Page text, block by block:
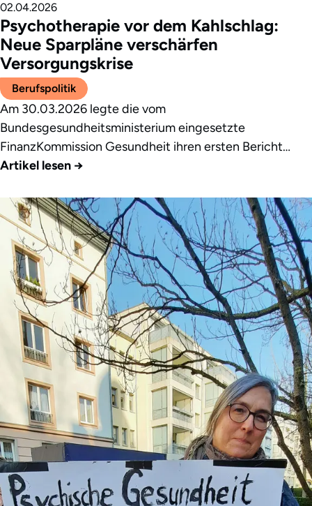
Psychotherapie vor dem Kahlschlag:
Neue Sparpläne verschärfen
Versorgungskrise
02.04.2026
Berufspolitik
Am 30.03.2026 legte die vom
Bundesgesundheitsministerium eingesetzte
FinanzKommission Gesundheit ihren ersten Bericht…
Artikel lesen →